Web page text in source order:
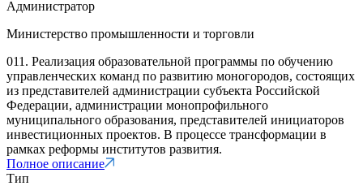
Администратор
Министерство промышленности и торговли
011. Реализация образовательной программы по обучению
управленческих команд по развитию моногородов, состоящих
из представителей администрации субъекта Российской
Федерации, администрации монопрофильного
муниципального образования, представителей инициаторов
инвестиционных проектов. В процессе трансформации в
рамках реформы институтов развития.
Полное описание
Тип